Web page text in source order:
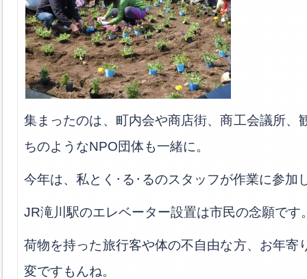
集まったのは、町内会や商店街、商工会議所、
ちのようなNPO団体も一緒に。
今年は、私とく･る･るのスタッフが作業に参加
JR滝川駅のエレベーター設置は市民の念願です
荷物を持った旅行客や体の不自由な方、お年寄
変ですもんね。